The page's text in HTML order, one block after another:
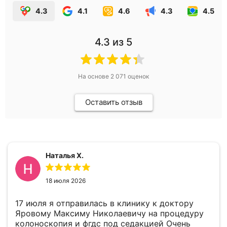
4.3 4.1 4.6 4.3 4.5
4.3 из 5
На основе 2 071 оценок
Оставить отзыв
Наталья Х.
18 июля 2026
17 июля я отправилась в клинику к доктору
Яровому Максиму Николаевичу на процедуру
колоноскопия и фгдс под седакцией Очень